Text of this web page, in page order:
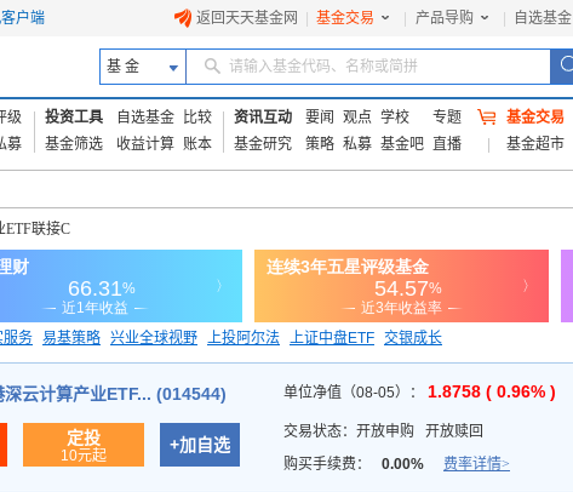
户端 返回天天基金网 基金交易 产品导购 自选基金
基 金 请输入基金代码、名称或简拼
级
募
投资工具 自选基金
比较
基金筛选
收益计算 账本
资讯互动 要闻 观点 学校
专题
基金研究
策略 私募 基金吧 直播
基金交易
基金超市
ETF联接C
服务 易基策略 兴业全球视野 上投阿尔法 上证中盘ETF 交银成长
云计算产业ETF... (014544)
定投
10元起
+加自选
单位净值（08-05）： 1.8758 ( 0.96% )
交易状态： 开放申购
开放赎回
购买手续费：
0.00% 费率详情>